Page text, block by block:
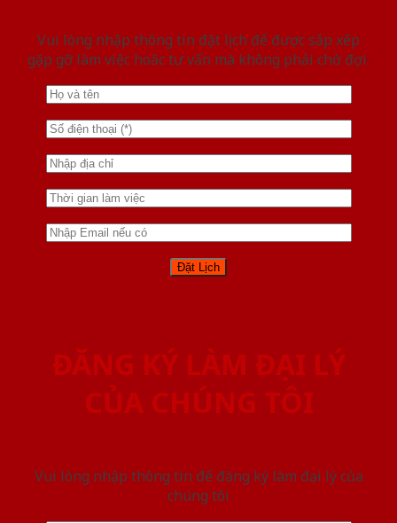
Vui lòng nhập thông tin đặt lịch để được sắp xếp
gặp gỡ làm việc hoăc tư vấn mà không phải chờ đợi.
ĐĂNG KÝ LÀM ĐẠI LÝ
CỦA CHÚNG TÔI
Vui lòng nhập thông tin để đăng ký làm đại lý của
chúng tôi